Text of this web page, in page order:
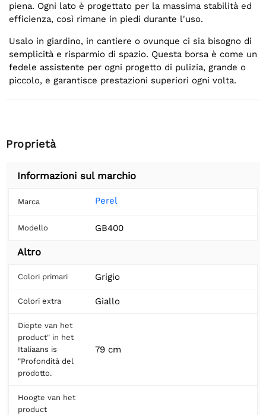
piena. Ogni lato è progettato per la massima stabilità ed
efficienza, così rimane in piedi durante l'uso.
Usalo in giardino, in cantiere o ovunque ci sia bisogno di
semplicità e risparmio di spazio. Questa borsa è come un
fedele assistente per ogni progetto di pulizia, grande o
piccolo, e garantisce prestazioni superiori ogni volta.
Proprietà
Informazioni sul marchio
Marca Perel
Modello GB400
Altro
Colori primari Grigio
Colori extra Giallo
Diepte van het
product" in het
Italiaans is
"Profondità del
prodotto.
79 cm
Hoogte van het
product